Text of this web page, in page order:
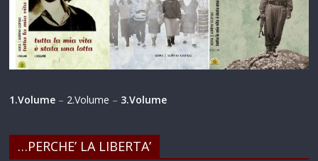
1.Volume – 2.Volume – 3.Volume
…PERCHE’ LA LIBERTA’